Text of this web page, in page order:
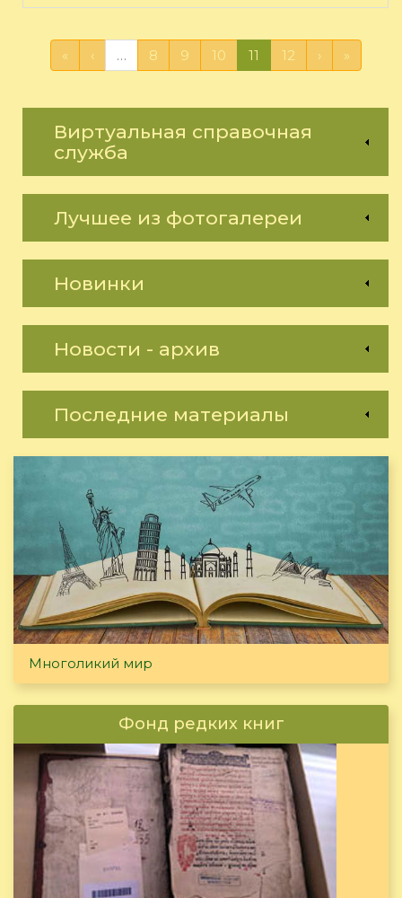
« ‹ … 8 9 10 11 12 › »
Виртуальная справочная
служба
Лучшее из фотогалереи
Новинки
Новости - архив
Последние материалы
Многоликий мир
Фонд редких книг